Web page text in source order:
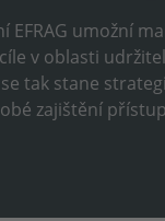
EFRAG umožní
v oblasti
tak stane
zajištění